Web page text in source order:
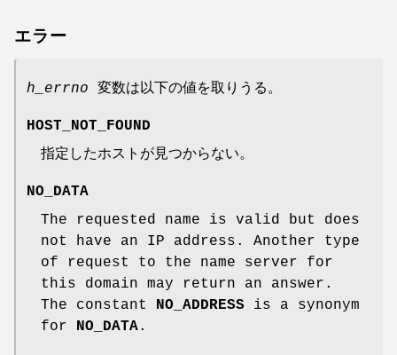
エラー
h_errno 変数は以下の値を取りうる。
HOST_NOT_FOUND
指定したホストが見つからない。
NO_DATA
The requested name is valid but does
not have an IP address. Another type
of request to the name server for
this domain may return an answer.
The constant NO_ADDRESS is a synonym
for NO_DATA.